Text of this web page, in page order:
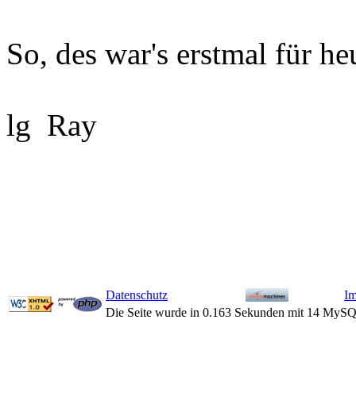
So, des war's erstmal für
lg Ray
Datenschutz
Die Seite wurde in 0.163 Sekunden mit 14